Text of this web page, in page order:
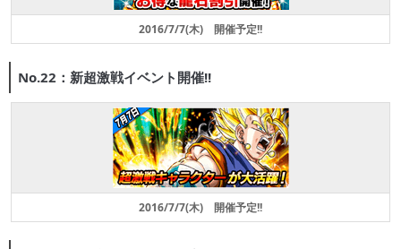
2016/7/7(木) 開催予定!!
No.22：新超激戦イベント開催!!
2016/7/7(木) 開催予定!!